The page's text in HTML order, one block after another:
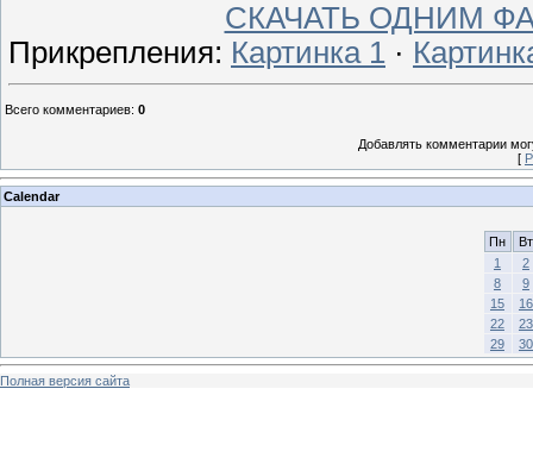
СКАЧАТЬ ОДНИМ
Прикрепления: Картинка 1 ·
Всего комментариев: 0
Добавлять комментарии
[
Calendar
Пн
Вт
1
2
8
9
15
16
22
23
29
30
Полная версия сайта